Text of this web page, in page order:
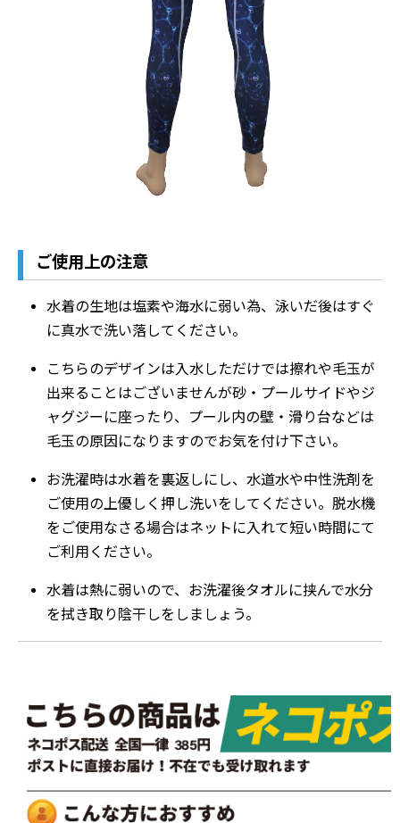
ご使用上の注意
水着の生地は塩素や海水に弱い為、泳いだ後はすぐ
に真水で洗い落してください。
こちらのデザインは入水しただけでは擦れや毛玉が
出来ることはございませんが砂・プールサイドやジ
ャグジーに座ったり、プール内の壁・滑り台などは
毛玉の原因になりますのでお気を付け下さい。
お洗濯時は水着を裏返しにし、水道水や中性洗剤を
ご使用の上優しく押し洗いをしてください。脱水機
をご使用なさる場合はネットに入れて短い時間にて
ご利用ください。
水着は熱に弱いので、お洗濯後タオルに挟んで水分
を拭き取り陰干しをしましょう。